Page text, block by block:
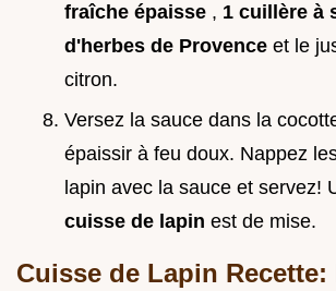
fraîche épaisse , 1 cuillère à
d'herbes de Provence et le
citron.
Versez la sauce dans la
épaissir à feu doux. Nappez
lapin avec la sauce et servez!
cuisse de lapin est de mise.
Cuisse de Lapin Recette: